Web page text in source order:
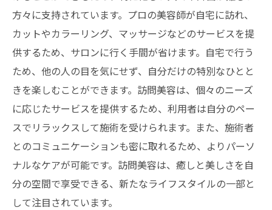
方々に支持されています。プロの美容師が自宅に訪れ、
カットやカラーリング、マッサージなどのサービスを提
供するため、サロンに行く手間が省けます。自宅で行う
ため、他の人の目を気にせず、自分だけの特別なひとと
きを楽しむことができます。訪問美容は、個々のニーズ
に応じたサービスを提供するため、利用者は自分のペー
スでリラックスして施術を受けられます。また、施術者
とのコミュニケーションも密に取れるため、よりパーソ
ナルなケアが可能です。訪問美容は、癒しと美しさを自
分の空間で享受できる、新たなライフスタイルの一部と
して注目されています。